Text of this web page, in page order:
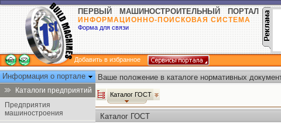
ПЕРВЫЙ МАШИНОСТРОИТЕЛЬНЫЙ ПОРТАЛ
ИНФОРМАЦИОННО-ПОИСКОВАЯ СИСТЕМА
Форма для связи
Добавить в избранное
Информация о портале
Каталоги предприятий
Предприятия
машиностроения
Ваше положение в каталоге нормативных
Каталог ГОСТ
Каталог ГОСТ